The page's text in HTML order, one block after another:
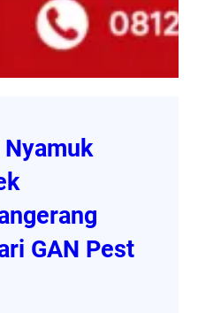
GAN Pest